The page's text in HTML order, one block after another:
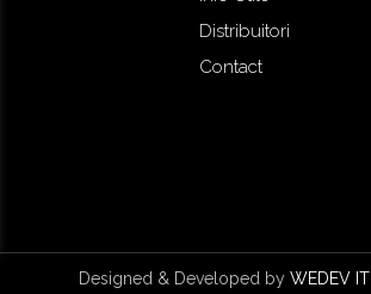
s
t
,
0
Distribuitori
Contact
Designed & Developed by WEDEV IT